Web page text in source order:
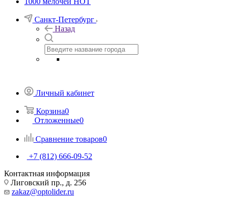
Санкт-Петербург
Назад
Личный кабинет
Корзина0
Отложенные0
Сравнение товаров0
+7 (812) 666-09-52
Контактная информация
Лиговский пр., д. 256
zakaz@optolider.ru